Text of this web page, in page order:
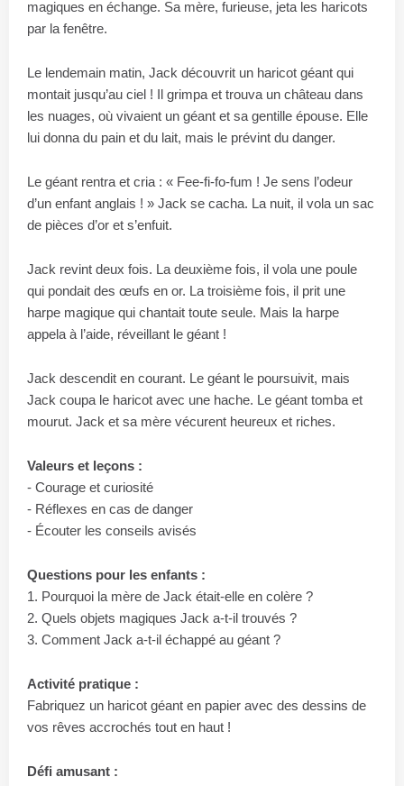
magiques en échange. Sa mère, furieuse, jeta les haricots
par la fenêtre.
Le lendemain matin, Jack découvrit un haricot géant qui
montait jusqu’au ciel ! Il grimpa et trouva un château dans
les nuages, où vivaient un géant et sa gentille épouse. Elle
lui donna du pain et du lait, mais le prévint du danger.
Le géant rentra et cria : « Fee-fi-fo-fum ! Je sens l’odeur
d’un enfant anglais ! » Jack se cacha. La nuit, il vola un sac
de pièces d’or et s’enfuit.
Jack revint deux fois. La deuxième fois, il vola une poule
qui pondait des œufs en or. La troisième fois, il prit une
harpe magique qui chantait toute seule. Mais la harpe
appela à l’aide, réveillant le géant !
Jack descendit en courant. Le géant le poursuivit, mais
Jack coupa le haricot avec une hache. Le géant tomba et
mourut. Jack et sa mère vécurent heureux et riches.
Valeurs et leçons :
- Courage et curiosité
- Réflexes en cas de danger
- Écouter les conseils avisés
Questions pour les enfants :
1. Pourquoi la mère de Jack était-elle en colère ?
2. Quels objets magiques Jack a-t-il trouvés ?
3. Comment Jack a-t-il échappé au géant ?
Activité pratique :
Fabriquez un haricot géant en papier avec des dessins de
vos rêves accrochés tout en haut !
Défi amusant :